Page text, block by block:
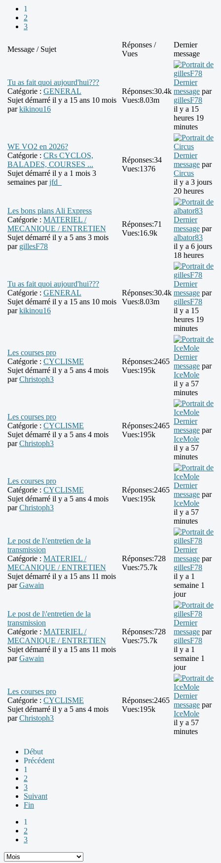
1
2
3
Message / Sujet
Réponses /
Vues
Dernier
message
Tu as fait quoi aujourd'hui???
Catégorie : GENERAL
Sujet démarré il y a 15 ans 10 mois
parkikinou16
Réponses:30.4k
Vues:8.03m
Dernier
message par
gillesF78
il y a 15
heures 19
minutes
WE VO2 en 2026?
Catégorie : CRs CYCLOS,
BALADES, COURSES ...
Sujet démarré il y a 1 mois 3
semaines parjfd_
Réponses:34
Vues:1376
Dernier
message par
Circus
il y a 3 jours
20 heures
Les bons plans Ali Express
Catégorie : MATERIEL /
MECANIQUE / ENTRETIEN
Sujet démarré il y a 5 ans 3 mois
par gillesF78
Réponses:71
Vues:16.9k
Dernier
message par
albator83
il y a 6 jours
18 heures
Tu as fait quoi aujourd'hui???
Catégorie : GENERAL
Sujet démarré il y a 15 ans 10 mois
parkikinou16
Réponses:30.4k
Vues:8.03m
Dernier
message par
gillesF78
il y a 15
heures 19
minutes
Les courses pro
Catégorie : CYCLISME
Sujet démarré il y a 5 ans 4 mois
parChristoph3
Réponses:2465
Vues:195k
Dernier
message par
IceMole
il y a 57
minutes
Les courses pro
Catégorie : CYCLISME
Sujet démarré il y a 5 ans 4 mois
parChristoph3
Réponses:2465
Vues:195k
Dernier
message par
IceMole
il y a 57
minutes
Les courses pro
Catégorie : CYCLISME
Sujet démarré il y a 5 ans 4 mois
parChristoph3
Réponses:2465
Vues:195k
Dernier
message par
IceMole
il y a 57
minutes
Le post de l\'entretien de la
transmission
Catégorie : MATERIEL /
MECANIQUE / ENTRETIEN
Sujet démarré il y a 15 ans 11 mois
parGawain
Réponses:728
Vues:75.7k
Dernier
message par
gillesF78
il y a 1
semaine 1
jour
Le post de l\'entretien de la
transmission
Catégorie : MATERIEL /
MECANIQUE / ENTRETIEN
Sujet démarré il y a 15 ans 11 mois
parGawain
Réponses:728
Vues:75.7k
Dernier
message par
gillesF78
il y a 1
semaine 1
jour
Les courses pro
Catégorie : CYCLISME
Sujet démarré il y a 5 ans 4 mois
parChristoph3
Réponses:2465
Vues:195k
Dernier
message par
IceMole
il y a 57
minutes
Début
Précédent
1
2
3
Suivant
Fin
1
2
3